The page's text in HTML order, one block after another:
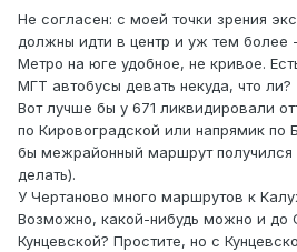
Не согласен: с моей точки зрения
должны идти в центр и уж тем более
Метро на юге удобное, не кривое.
МГТ автобусы девать некуда, что ли?
Вот лучше бы у 671 ликвидировали
по Кировоградской или напрямик по
бы межрайонный маршрут
делать).
У Чертаново много маршрутов к
Возможно, какой-нибудь можно и до
Кунцевской? Простите, но с